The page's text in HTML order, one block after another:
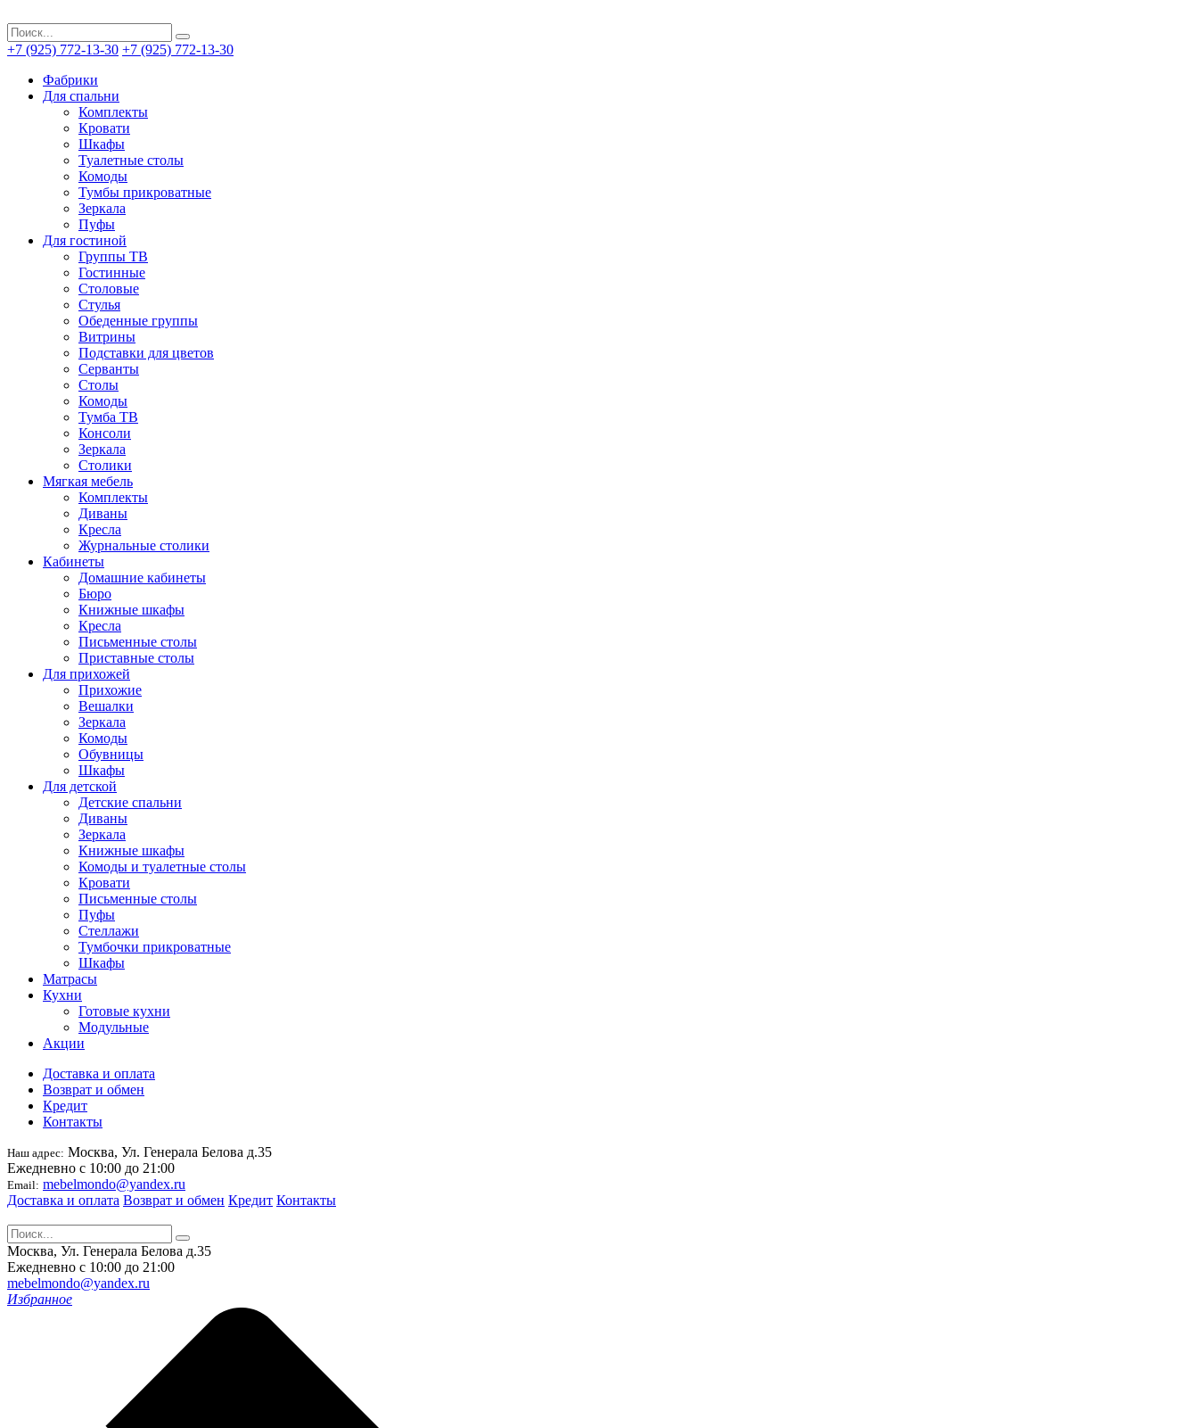
+7 (925) 772-13-30 +7 (925) 772-13-30
Фабрики
Для спальни
Комплекты
Кровати
Шкафы
Туалетные столы
Комоды
Тумбы прикроватные
Зеркала
Пуфы
Для гостиной
Группы ТВ
Гостинные
Столовые
Стулья
Обеденные группы
Витрины
Подставки для цветов
Серванты
Столы
Комоды
Тумба ТВ
Консоли
Зеркала
Столики
Мягкая мебель
Комплекты
Диваны
Кресла
Журнальные столики
Кабинеты
Домашние кабинеты
Бюро
Книжные шкафы
Кресла
Письменные столы
Приставные столы
Для прихожей
Прихожие
Вешалки
Зеркала
Комоды
Обувницы
Шкафы
Для детской
Детские спальни
Диваны
Зеркала
Книжные шкафы
Комоды и туалетные столы
Кровати
Письменные столы
Пуфы
Стеллажи
Тумбочки прикроватные
Шкафы
Матрасы
Кухни
Готовые кухни
Модульные
Акции
Доставка и оплата
Возврат и обмен
Кредит
Контакты
Наш адрес: Москва, Ул. Генерала Белова д.35
Ежедневно с 10:00 до 21:00
Email: mebelmondo@yandex.ru
Доставка и оплата Возврат и обмен Кредит Контакты
Москва, Ул. Генерала Белова д.35
Ежедневно с 10:00 до 21:00
mebelmondo@yandex.ru
Избранное